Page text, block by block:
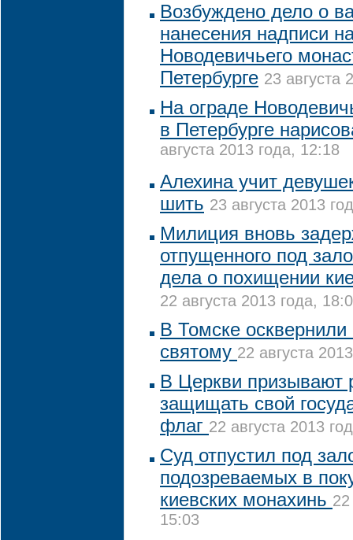
Возбуждено дело о
нанесения надписи
Новодевичьего
Петербурге 23 августа
На ограде
в Петербурге
августа 2013 года, 12:18
Алехина учит
шить 23 августа 2013
Милиция вновь
отпущенного под
дела о похищении
22 августа 2013 года,
В Томске осквернили
святому 22 августа
В Церкви призывают
защищать свой
флаг 22 августа 2013
Суд отпустил под
подозреваемых в
киевских монахинь 22
15:03